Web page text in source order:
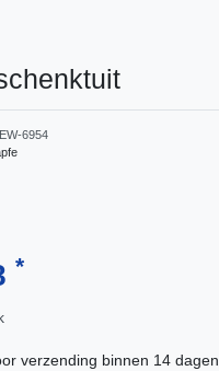
6954
*
verzending binnen 14 dagen.